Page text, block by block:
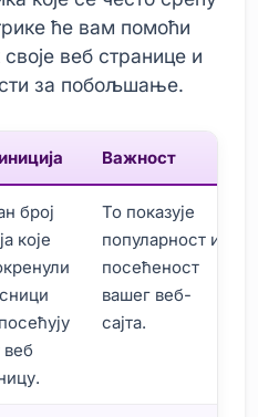
ће вам помоћи
веб странице и
за побољшање.
Важност
број
које
То показује
популарност и
посећеност
вашег веб-
сајта.